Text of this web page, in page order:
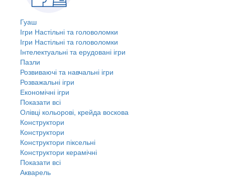
Гуаш
Ігри Настільні та головоломки
Ігри Настільні та головоломки
Інтелектуальні та ерудовані ігри
Пазли
Розвиваючі та навчальні ігри
Розважальні ігри
Економічні ігри
Показати всі
Олівці кольорові, крейда воскова
Конструктори
Конструктори
Конструктори піксельні
Конструктори керамічні
Показати всі
Акварель